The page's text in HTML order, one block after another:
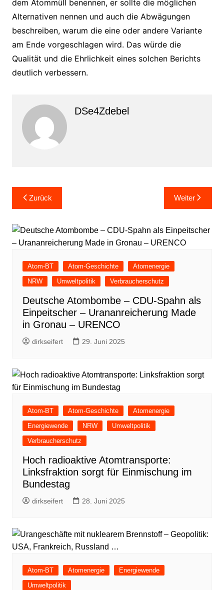
dem Atommüll benennen, er sollte die möglichen
Alternativen nennen und auch die Abwägungen
beschreiben, warum die eine oder andere Variante
am Ende vorgeschlagen wird. Das würde die
Qualität und die Ehrlichkeit eines solchen Berichts
deutlich verbessern.
DSe4Zdebel
Beitragsnavigation
Zurück Weiter
Atom-BT Atom-Geschichte
Atomenergie
NRW
Umweltpolitik Verbraucherschutz
Deutsche Atombombe – CDU-Spahn als
Einpeitscher – Urananreicherung Made
in Gronau – URENCO
dirkseifert 29. Juni 2025
Atom-BT Atom-Geschichte
Atomenergie
Energiewende
NRW
Umweltpolitik
Verbraucherschutz
Hoch radioaktive Atomtransporte:
Linksfraktion sorgt für Einmischung im
Bundestag
dirkseifert 28. Juni 2025
Atom-BT Atomenergie
Energiewende
Umweltpolitik